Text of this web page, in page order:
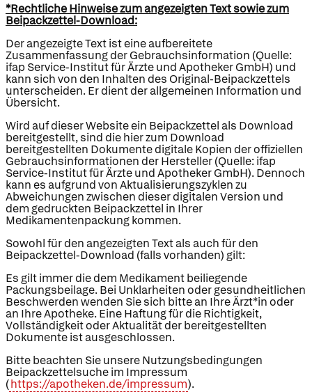
*Rechtliche Hinweise zum angezeigten Text sowie zum
Beipackzettel-Download:
Der angezeigte Text ist eine aufbereitete
Zusammenfassung der Gebrauchsinformation (Quelle:
ifap Service-Institut für Ärzte und Apotheker GmbH) und
kann sich von den Inhalten des Original-Beipackzettels
unterscheiden. Er dient der allgemeinen Information und
Übersicht.
Wird auf dieser Website ein Beipackzettel als Download
bereitgestellt, sind die hier zum Download
bereitgestellten Dokumente digitale Kopien der offiziellen
Gebrauchsinformationen der Hersteller (Quelle: ifap
Service-Institut für Ärzte und Apotheker GmbH). Dennoch
kann es aufgrund von Aktualisierungszyklen zu
Abweichungen zwischen dieser digitalen Version und
dem gedruckten Beipackzettel in Ihrer
Medikamentenpackung kommen.
Sowohl für den angezeigten Text als auch für den
Beipackzettel-Download (falls vorhanden) gilt:
Es gilt immer die dem Medikament beiliegende
Packungsbeilage. Bei Unklarheiten oder gesundheitlichen
Beschwerden wenden Sie sich bitte an Ihre Ärzt*in oder
an Ihre Apotheke. Eine Haftung für die Richtigkeit,
Vollständigkeit oder Aktualität der bereitgestellten
Dokumente ist ausgeschlossen.
Bitte beachten Sie unsere Nutzungsbedingungen
Beipackzettelsuche im Impressum
(https://apotheken.de/impressum).